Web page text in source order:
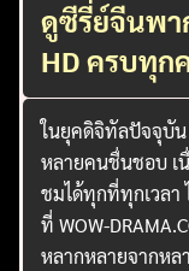
ดูซีรี่ย์จีนพา
HD ครบทุก
ในยุคดิจิทัลปัจจุบัน
หลายคนชื่นชอบ เ
ชมได้ทุกที่ทุกเวลา
ที่ WOW-
หลากหลายจากหล